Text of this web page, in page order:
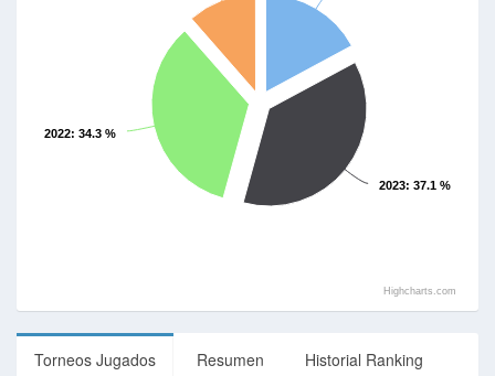
2023: 37.1 %
2022: 34.3 %
Highcharts.com
Torneos Jugados Resumen Historial Ranking